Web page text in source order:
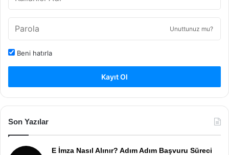
Unuttunuz mu?
Beni hatırla
Kayıt Ol
Son Yazılar
E İmza Nasıl Alınır? Adım Adım Başvuru Süreci